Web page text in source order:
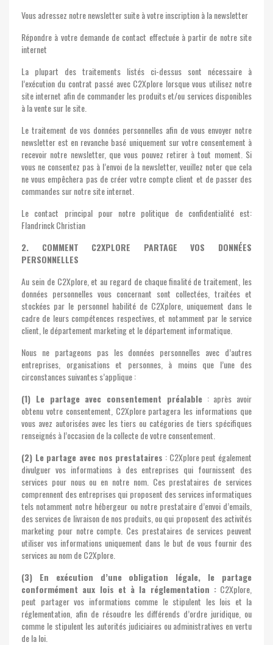
Vous adressez notre newsletter suite à votre inscription à la newsletter
Répondre à votre demande de contact effectuée à partir de notre site
internet
La plupart des traitements listés ci-dessus sont nécessaire à
l’exécution du contrat passé avec C2Xplore lorsque vous utilisez notre
site internet afin de commander les produits et/ou services disponibles
à la vente sur le site.
Le traitement de vos données personnelles afin de vous envoyer notre
newsletter est en revanche basé uniquement sur votre consentement à
recevoir notre newsletter, que vous pouvez retirer à tout moment. Si
vous ne consentez pas à l’envoi de la newsletter, veuillez noter que cela
ne vous empêchera pas de créer votre compte client et de passer des
commandes sur notre site internet.
Le contact principal pour notre politique de confidentialité est:
Flandrinck Christian
2. COMMENT C2XPLORE PARTAGE VOS DONNÉES
PERSONNELLES
Au sein de C2Xplore, et au regard de chaque finalité de traitement, les
données personnelles vous concernant sont collectées, traitées et
stockées par le personnel habilité de C2Xplore, uniquement dans le
cadre de leurs compétences respectives, et notamment par le service
client, le département marketing et le département informatique.
Nous ne partageons pas les données personnelles avec d’autres
entreprises, organisations et personnes, à moins que l’une des
circonstances suivantes s’applique :
(1) Le partage avec consentement préalable: après avoir
obtenu votre consentement, C2Xplore partagera les informations que
vous avez autorisées avec les tiers ou catégories de tiers spécifiques
renseignés à l’occasion de la collecte de votre consentement.
(2) Le partage avec nos prestataires : C2Xplore peut également
divulguer vos informations à des entreprises qui fournissent des
services pour nous ou en notre nom. Ces prestataires de services
comprennent des entreprises qui proposent des services informatiques
tels notamment notre hébergeur ou notre prestataire d’envoi d’emails,
des services de livraison de nos produits, ou qui proposent des activités
marketing pour notre compte. Ces prestataires de services peuvent
utiliser vos informations uniquement dans le but de vous fournir des
services au nom de C2Xplore.
(3) En exécution d’une obligation légale, le partage
conformément aux lois et à la réglementation :C2Xplore,
peut partager vos informations comme le stipulent les lois et la
réglementation, afin de résoudre les différends d’ordre juridique, ou
comme le stipulent les autorités judiciaires ou administratives en vertu
de la loi.